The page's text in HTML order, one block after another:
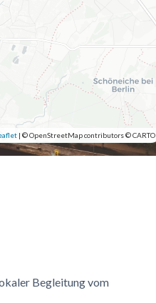
| © OpenStreetMap contributors © CARTO
Begleitung vom